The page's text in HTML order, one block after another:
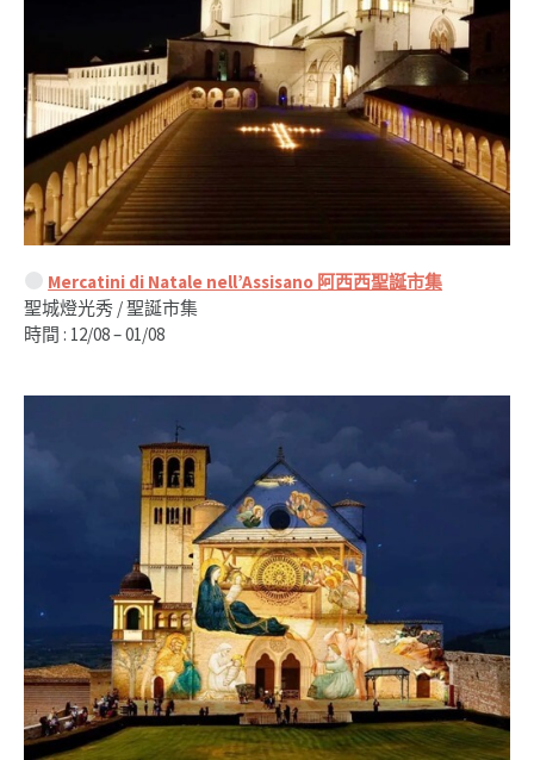
Mercatini di Natale nell’Assisano 阿西西聖誕市集
聖城燈光秀 / 聖誕市集
時間 : 12/08 – 01/08